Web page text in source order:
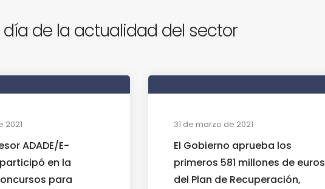
de la actualidad del sector
2021
ADADE/E-
en la
para
31 de marzo de 2021
El Gobierno aprueba los
primeros 581 millones de euros
del Plan de Recuperación,